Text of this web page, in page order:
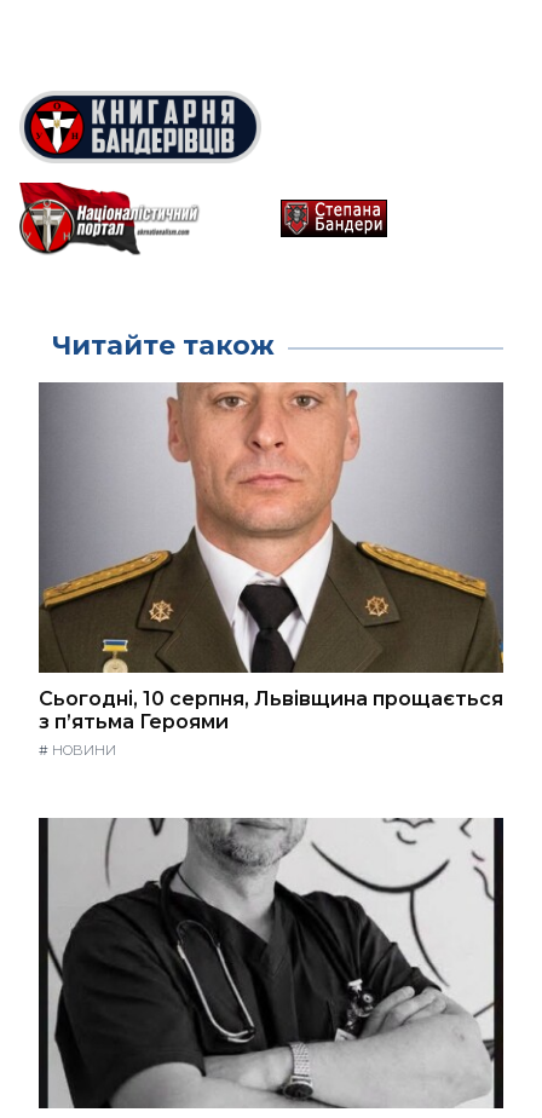
Читайте також
Сьогодні, 10 серпня, Львівщина прощається
з п’ятьма Героями
# НОВИНИ